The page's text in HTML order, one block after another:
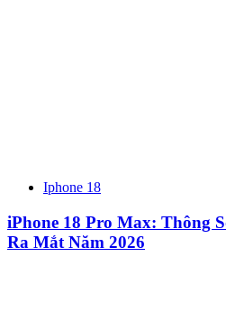
Iphone 18
iPhone 18 Pro Max: Thông
Ra Mắt Năm 2026